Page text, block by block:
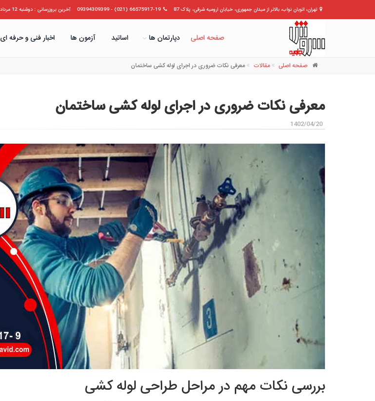
تهران، اتوبان نواب، بالاتر از میدان جمهوری، خیابان ارومیه شرقی، پلاک 87 66575917-19 (021) - 09394309399 آخرین بروزرسانی : دوشنبه 12 مرداد 1405
صفحه اصلی دپارتمان ها اساتید آزمون ها اخبار فنی و حرفه ای
صفحه اصلی مقالات معرفی نکات ضروری در اجرای لوله کشی ساختمان
معرفی نکات ضروری در اجرای لوله کشی ساختمان
1402/04/20
بررسی نکات مهم در مراحل طراحی لوله‌ کشی